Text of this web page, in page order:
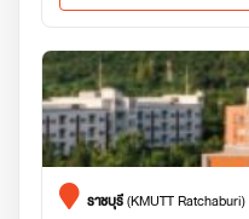
ราชบุรี(KMUTT Ratchaburi)